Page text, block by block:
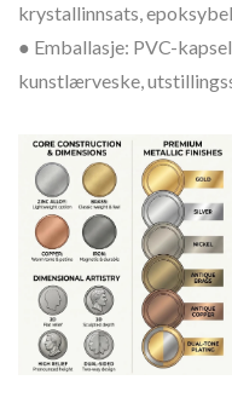
krystallinnsats,
● Emballasje: PVC-
kunstlærveske,